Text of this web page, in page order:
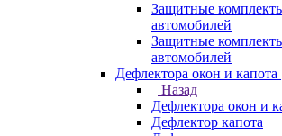
Защитные
автомобилей
Защитные
автомобилей
Дефлектора окон и капота
Назад
Дефлектора окон и
Дефлектор капота